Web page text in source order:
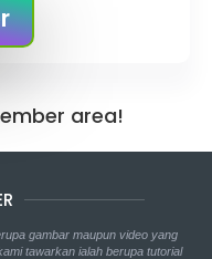
area!
gambar maupun video yang
tawarkan ialah berupa tutorial